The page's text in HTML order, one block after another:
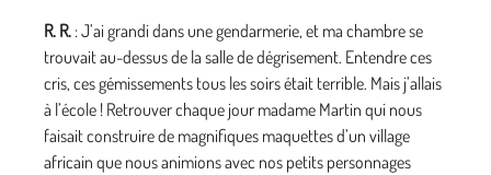
R. R. : J’ai grandi dans une gendarmerie, et ma chambre se
trouvait au-dessus de la salle de dégrisement. Entendre ces
cris, ces gémissements tous les soirs était terrible. Mais j’allais
à l’école ! Retrouver chaque jour madame Martin qui nous
faisait construire de magnifiques maquettes d’un village
africain que nous animions avec nos petits personnages